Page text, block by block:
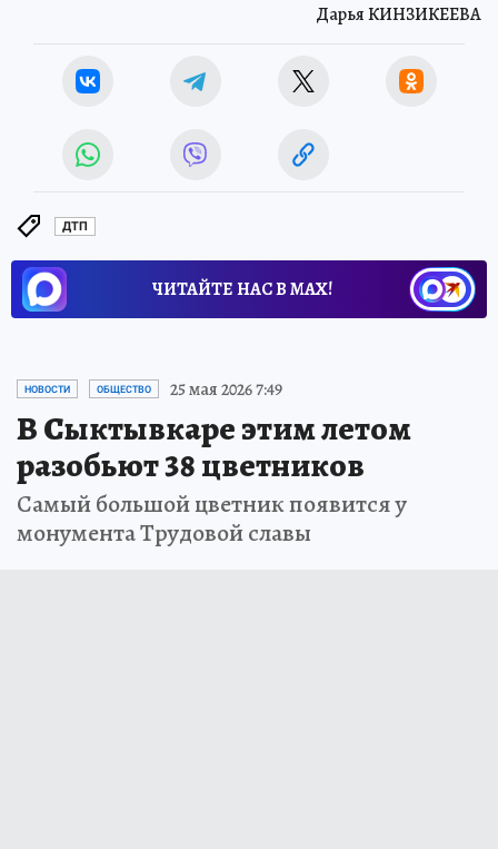
Дарья КИНЗИКЕЕВА
ДТП
ЧИТАЙТЕ НАС В МАХ!
НОВОСТИ ОБЩЕСТВО 25 мая 2026 7:49
В Сыктывкаре этим летом
разобьют 38 цветников
Самый большой цветник появится у
монумента Трудовой славы